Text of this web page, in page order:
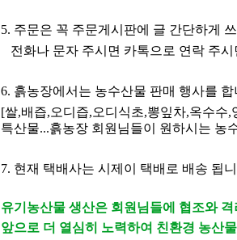
5. 주문은 꼭 주문게시판에 글 간단하게
전화나 문자 주시면 카톡으로 연락 주
6. 흙농장에서는 농수산물 판매 행사를 합
[쌀,배즙,오디즙,오디식초,뽕잎차,옥수수,
특산물...흙농장 회원님들이 원하시는 농
7. 현재 택배사는 시제이 택배로 배송 됩
유기농산물 생산은 회원님들에 협조와
앞으로 더 열심히 노력하여 친환경 농산